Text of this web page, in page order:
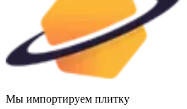
Мы импортируем плитку